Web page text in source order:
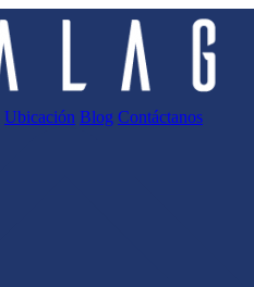
Ubicación Blog Contáctanos